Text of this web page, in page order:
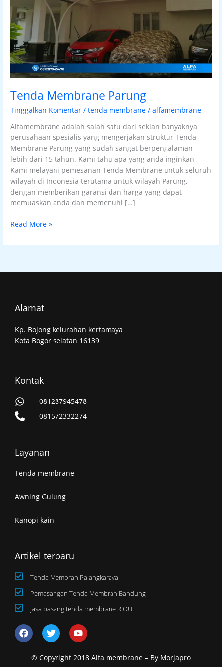
Tenda Membrane Parung
Tinggalkan Komentar /tenda membrane /alfamembrane
Alfamembrane adalah salah satu dari sekian banyaknya
perusahaan spesialis yang mengerjakan struktur Tenda
Membrane Parung yang sudah sangat berpengalaman
lebih dari 15 tahun. Kami tahu apa yang anda inginkan ,
Kami melayani pemesanan Tenda Membrane untuk seluruh
wilayah di Indonesia terutama untuk wilayah Parung,
dengan memberikan garansi dan harga yang dapat
memuaskan anda dan memenuhi […]
Read More »
Alamat
Kp. Bojong kelurahan kertamaya
Kota Bogor selatan 16139
Kontak
081287945478
081572332274
Layanan
Tenda membrane
Awning Gulung
Kanopi kain
Artikel terbaru
Tenda Membran Palangkaraya
Pemasangan Tenda Membran Bandung
jasa pasang tenda membrane RIOU
F
a
c
T
w
i
t
t
Y
o
u
t
u
© Copyright 2018 Alfa membrane – By Morjapro